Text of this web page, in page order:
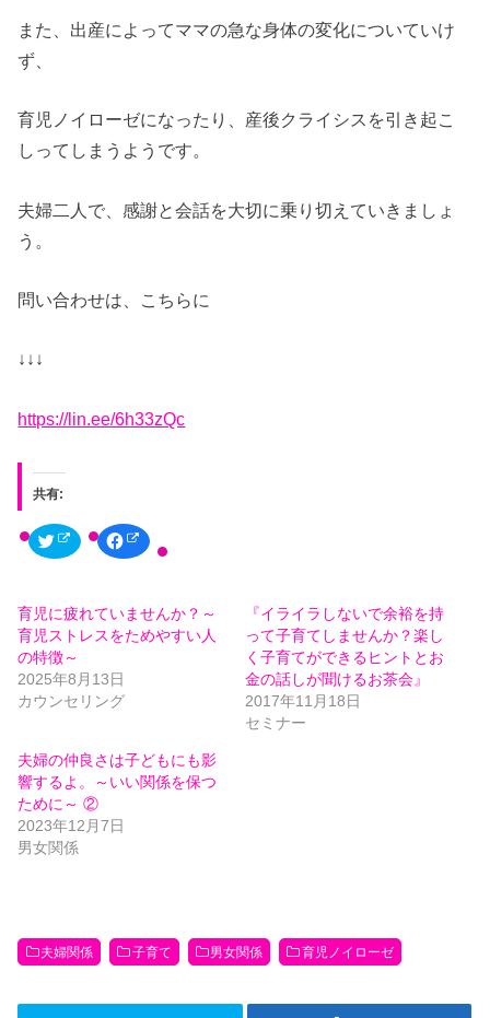
また、出産によってママの急な身体の変化についていけ
ず、
育児ノイローゼになったり、産後クライシスを引き起こ
しってしまうようです。
夫婦二人で、感謝と会話を大切に乗り切えていきましょ
う。
問い合わせは、こちらに
↓↓↓
https://lin.ee/6h33zQc
共有:
ク
ッ
T
w
i
t
t
e
r
で
新
し
い
ウ
ィ
ン
ド
ウ
F
c
o
o
k
で
ッ
ク
し
ン
ド
ウ
き
育児に疲れていませんか？～
育児ストレスをためやすい人
の特徴～
2025年8月13日
カウンセリング
『イライラしないで余裕を持
って子育てしませんか？楽し
く子育てができるヒントとお
金の話しが聞けるお茶会』
2017年11月18日
セミナー
夫婦の仲良さは子どもにも影
響するよ。～いい関係を保つ
ために～ ②
2023年12月7日
男女関係
夫婦関係 子育て 男女関係 育児ノイローゼ